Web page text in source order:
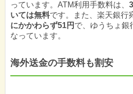
っています。ATM利用手数料は、
いては無料です。また、楽天銀行
にかかわらず51円 で、ゆうちょ銀
なっています。
海外送金の手数料も割安